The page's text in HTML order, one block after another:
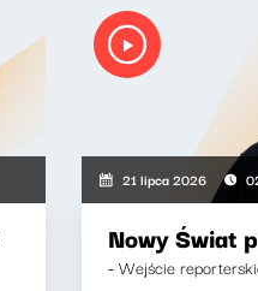
21 lipca 2026
Nowy Świat
- Wejście